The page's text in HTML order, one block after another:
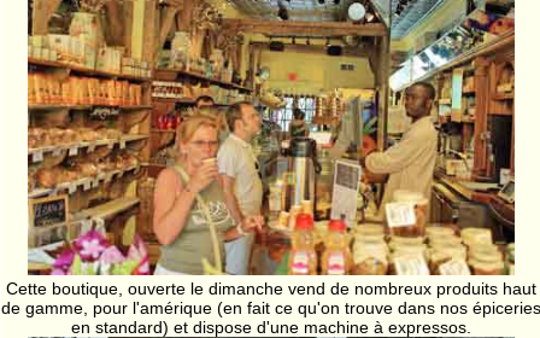
Cette boutique, ouverte le dimanche vend de nombreux produits haut
de gamme, pour l'amérique (en fait ce qu'on trouve dans nos épiceries
en standard) et dispose d'une machine à expressos.